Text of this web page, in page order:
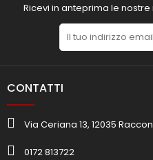
Ricevi in anteprima le
CONTATTI
Via Ceriana 13, 12035
0172 813722